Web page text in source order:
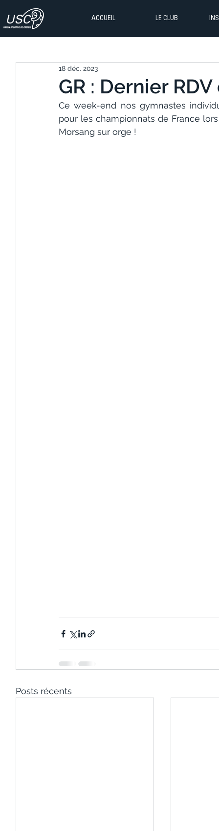
ACCUEIL LE CLUB
GR : Dernier
18 déc. 2023
Ce week-end nos gymnastes
pour les championnats de France
Morsang sur orge !
Posts récents